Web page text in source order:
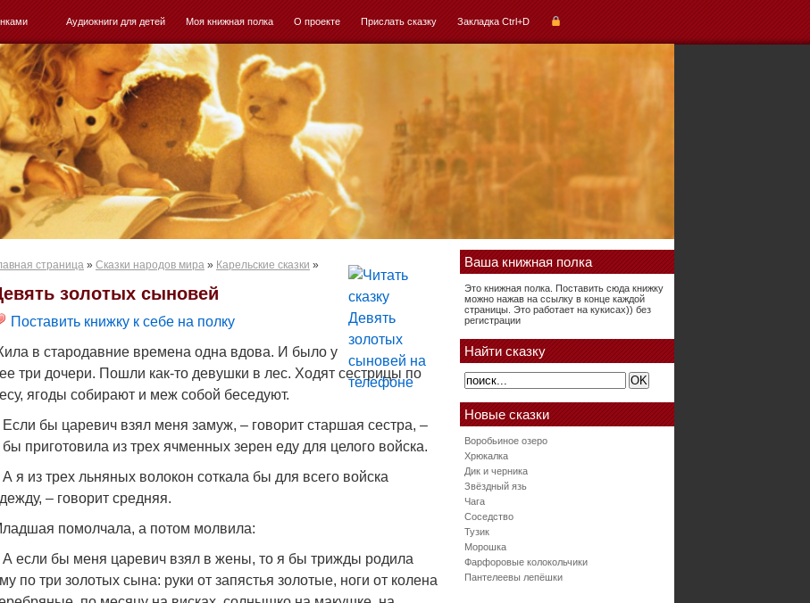
Аудиокниги для детей Моя книжная полка О проекте Прислать сказку Закладка Ctrl+D
страница » Сказки народов мира » Карельские сказки »
золотых сыновей
Поставить книжку к себе на полку
в стародавние времена одна вдова. И было у
три дочери. Пошли как-то девушки в лес. Ходят сестрицы по
ягоды собирают и меж собой беседуют.
Если бы царевич взял меня замуж, – говорит старшая сестра, –
бы приготовила из трех ячменных зерен еду для целого войска.
А я из трех льняных волокон соткала бы для всего войска
– говорит средняя.
помолчала, а потом молвила:
А если бы меня царевич взял в жены, то я бы трижды родила
по три золотых сына: руки от запястья золотые, ноги от колена
Ваша книжная полка
Это книжная полка. Поставить сюда книжку
можно нажав на ссылку в конце каждой
страницы. Это работает на кукисах)) без
регистрации
Найти сказку
Новые сказки
Воробьиное озеро
Хрюкалка
Дик и черника
Звёздный язь
Чага
Соседство
Тузик
Морошка
Фарфоровые колокольчики
Пантелеевы лепёшки